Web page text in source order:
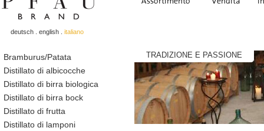
deutsch. english. italiano
TRADIZIONE E PASSIONE
Bramburus/Patata
Distillato di albicocche
Distillato di birra biologica
Distillato di birra bock
Distillato di frutta
Distillato di lamponi